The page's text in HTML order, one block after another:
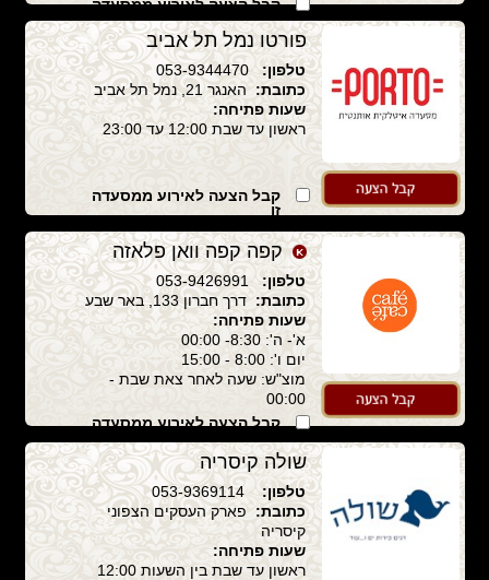
קבל הצעה לאירוע ממסעדה
זו
פורטו נמל תל אביב
טלפון:053-9344470
כתובת: האנגר 21, נמל תל אביב
שעות פתיחה:
ראשון עד שבת 12:00 עד 23:00
קבל הצעה לאירוע ממסעדה
זו
קפה קפה וואן פלאזה
טלפון:053-9426991
כתובת: דרך חברון 133, באר שבע
שעות פתיחה:
א'- ה': 8:30- 00:00
יום ו': 8:00 - 15:00
מוצ"ש: שעה לאחר צאת שבת -
00:00
קבל הצעה לאירוע ממסעדה
שולה קיסריה
טלפון:053-9369114
כתובת: פארק העסקים הצפוני
קיסריה
שעות פתיחה:
ראשון עד שבת בין השעות 12:00